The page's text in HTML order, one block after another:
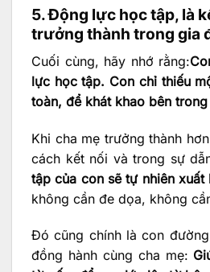
5. Động lực học tập, là
trưởng thành trong gia
Cuối cùng, hãy nhớ rằng:
lực học tập. Con chỉ thiếu
toàn, để khát khao bên
Khi cha mẹ trưởng thành
cách kết nối và trong sự
tập của con sẽ tự nhiên xuất
không cần đe dọa, không
Đó cũng chính là con
đồng hành cùng cha mẹ: